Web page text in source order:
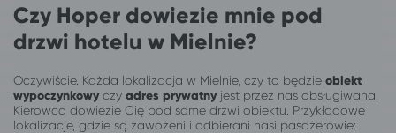
Czy Hoper dowiezie mnie pod
drzwi hotelu w Mielnie?
Oczywiście. Każda lokalizacja w Mielnie, czy to będzie obiekt
wypoczynkowyczy adres prywatnyjest przez nas obsługiwana.
Kierowca dowiezie Cię pod same drzwi obiektu. Przykładowe
lokalizacje, gdzie są zawożeni i odbierani nasi pasażerowie: